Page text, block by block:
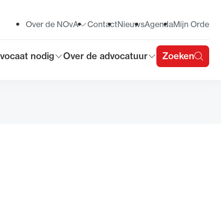
submenu voor
nodig
Toon submenu voor
Over de advocatuur Zoeken
Toon submenu voor
Over de NOvA ContactNieuwsAgendaMijn Orde